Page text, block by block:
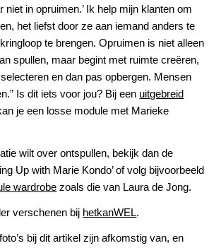
niet in opruimen.’ Ik help mijn klanten om
het liefst door ze aan iemand anders te
te brengen. Opruimen is niet alleen
spullen, maar begint met ruimte creëren,
en dan pas opbergen. Mensen
Is dit iets voor jou? Bij een uitgebreid
je een losse module met Marieke
wilt over ontspullen, bekijk dan de
Up with Marie Kondo’ of volg bijvoorbeeld
wardrobe zoals die van Laura de Jong.
verschenen bij hetkanWEL.
bij dit artikel zijn afkomstig van, en